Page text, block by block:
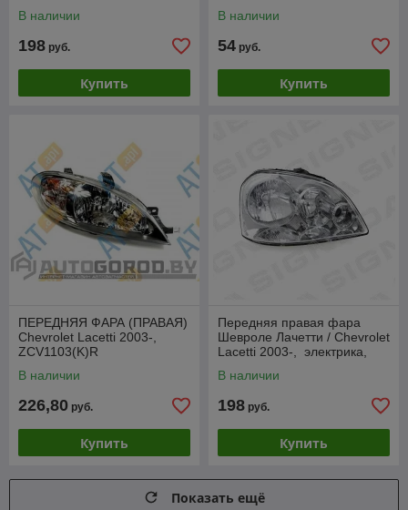
универсZCV1114(K)EL
В наличии
198 руб.
Купить
В наличии
54 руб.
Купить
ПЕРЕДНЯЯ ФАРА (ПРАВАЯ)
Chevrolet Lacetti 2003-,
ZCV1103(K)R
В наличии
226,80 руб.
Купить
Передняя правая фара
Шевроле Лачетти / Chevrolet
Lacetti 2003-, электрика,
В наличии
198 руб.
Купить
Показать ещё